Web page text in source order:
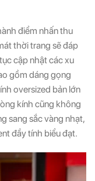
điểm nhấn thu
thời trang sẽ đáp
cập nhật các xu
gồm dáng gọng
oversized bản lớn
kính cũng không
sang sắc vàng nhạt,
đầy tính biểu đạt.